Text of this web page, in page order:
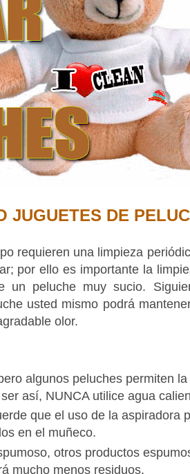
JUGUETES DE
requieren una limpieza
por ello es importante la
un peluche muy sucio.
usted mismo podrá
olor.
algunos peluches permiten
así, NUNCA utilice agua
que el uso de la aspiradora
en el muñeco.
otros productos
mucho menos residuos.